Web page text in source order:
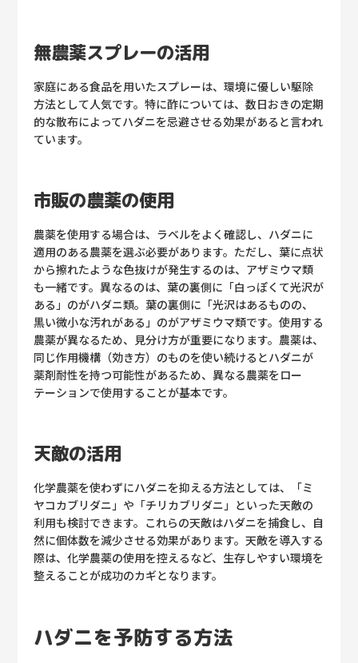
無農薬スプレーの活用
家庭にある食品を用いたスプレーは、環境に優しい駆除
方法として人気です。特に酢については、数日おきの定期
的な散布によってハダニを忌避させる効果があると言われ
ています。
市販の農薬の使用
農薬を使用する場合は、ラベルをよく確認し、ハダニに
適用のある農薬を選ぶ必要があります。ただし、葉に点状
から擦れたような色抜けが発生するのは、アザミウマ類
も一緒です。異なるのは、葉の裏側に「白っぽくて光沢が
ある」のがハダニ類。葉の裏側に「光沢はあるものの、
黒い微小な汚れがある」のがアザミウマ類です。使用する
農薬が異なるため、見分け方が重要になります。農薬は、
同じ作用機構（効き方）のものを使い続けるとハダニが
薬剤耐性を持つ可能性があるため、異なる農薬をロー
テーションで使用することが基本です。
天敵の活用
化学農薬を使わずにハダニを抑える方法としては、「ミ
ヤコカブリダニ」や「チリカブリダニ」といった天敵の
利用も検討できます。これらの天敵はハダニを捕食し、自
然に個体数を減少させる効果があります。天敵を導入する
際は、化学農薬の使用を控えるなど、生存しやすい環境を
整えることが成功のカギとなります。
ハダニを予防する方法